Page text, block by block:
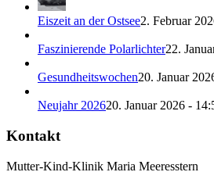
Eiszeit an der Ostsee2. Februar
Faszinierende Polarlichter22.
Gesundheitswochen20. Januar
Neujahr 202620. Januar 2026 -
Kontakt
Mutter-Kind-Klinik Maria Meeresstern